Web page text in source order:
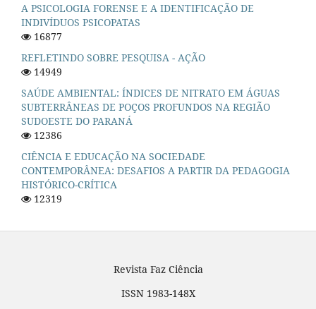
A PSICOLOGIA FORENSE E A IDENTIFICAÇÃO DE
INDIVÍDUOS PSICOPATAS
16877
REFLETINDO SOBRE PESQUISA - AÇÃO
14949
SAÚDE AMBIENTAL: ÍNDICES DE NITRATO EM ÁGUAS
SUBTERRÂNEAS DE POÇOS PROFUNDOS NA REGIÃO
SUDOESTE DO PARANÁ
12386
CIÊNCIA E EDUCAÇÃO NA SOCIEDADE
CONTEMPORÂNEA: DESAFIOS A PARTIR DA PEDAGOGIA
HISTÓRICO-CRÍTICA
12319
Revista Faz Ciência
ISSN 1983-148X